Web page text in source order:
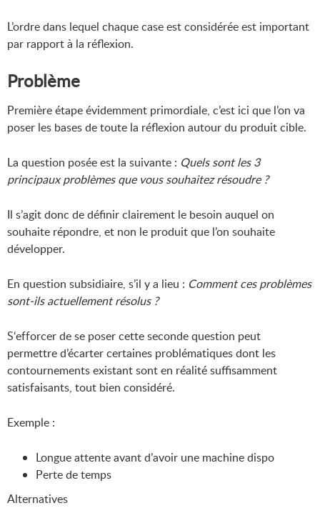
L’ordre dans lequel chaque case est considérée est important
par rapport à la réflexion.
Problème
Première étape évidemment primordiale, c’est ici que l’on va
poser les bases de toute la réflexion autour du produit cible.
La question posée est la suivante : Quels sont les 3
principaux problèmes que vous souhaitez résoudre ?
Il s’agit donc de définir clairement le besoin auquel on
souhaite répondre, et non le produit que l’on souhaite
développer.
En question subsidiaire, s’il y a lieu : Comment ces problèmes
sont-ils actuellement résolus ?
S‘efforcer de se poser cette seconde question peut
permettre d’écarter certaines problématiques dont les
contournements existant sont en réalité suffisamment
satisfaisants, tout bien considéré.
Exemple :
Longue attente avant d’avoir une machine dispo
Perte de temps
Alternatives